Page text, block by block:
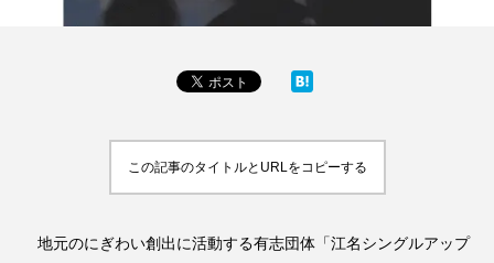
この記事のタイトルとURLをコピーする
地元のにぎわい創出に活動する有志団体「江名シングルアップ